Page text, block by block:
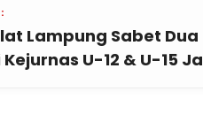
Lampung Sabet Dua
U-12 & U-15